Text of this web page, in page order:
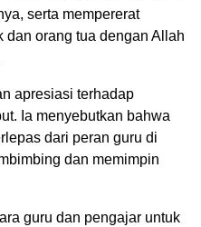
serta mempererat
dan orang tua dengan Allah
apresiasi terhadap
Ia menyebutkan bahwa
dari peran guru di
dan memimpin
guru dan pengajar untuk